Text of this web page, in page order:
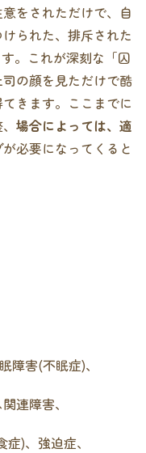
をされただけで、自
られた、排斥された
。これが深刻な「囚
の顔を見ただけで酷
きます。ここまでに
場合によっては、適
が必要になってくると
障害(不眠症)、
連障害、
)、強迫症、